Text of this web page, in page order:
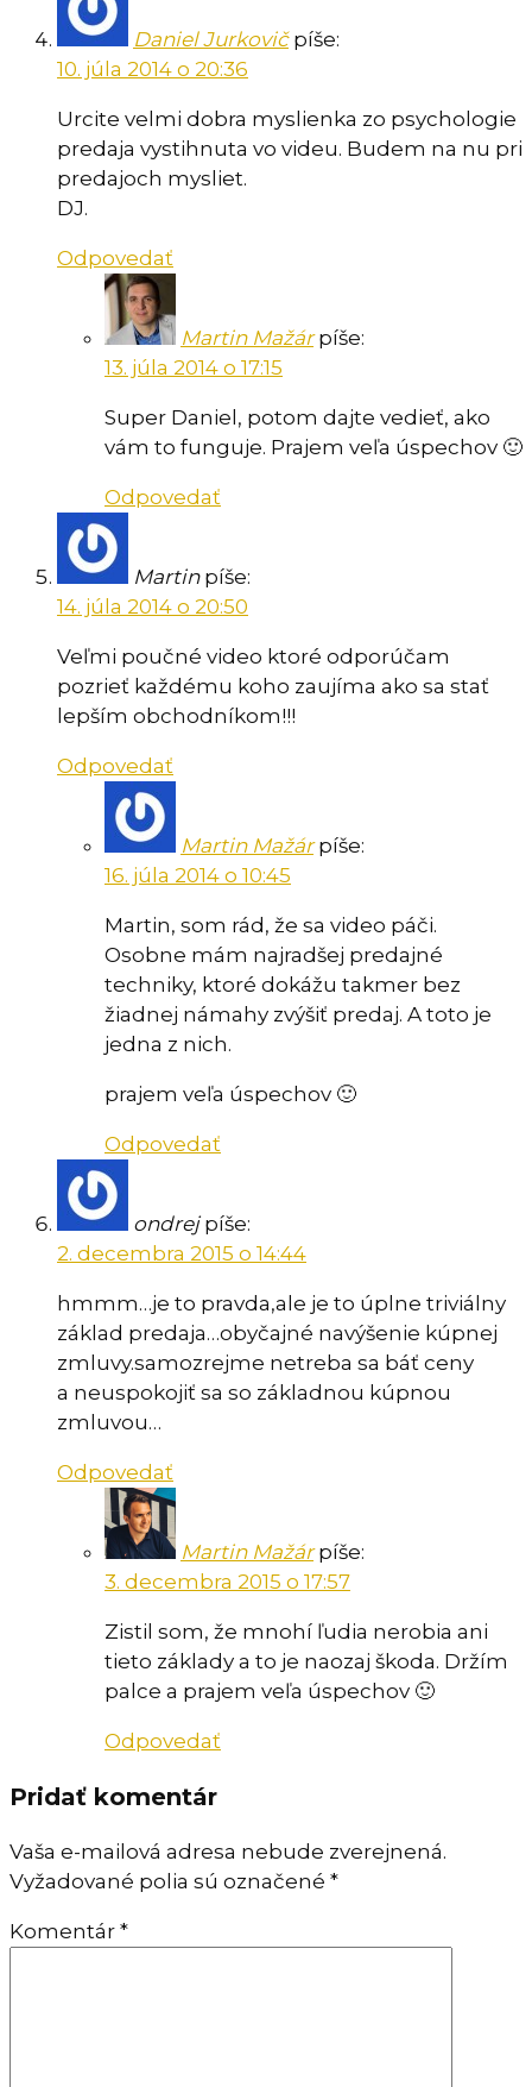
Daniel Jurkovič píše:
10. júla 2014 o 20:36
Urcite velmi dobra myslienka zo psychologie
predaja vystihnuta vo videu. Budem na nu pri
predajoch mysliet.
DJ.
Odpovedať
Martin Mažár píše:
13. júla 2014 o 17:15
Super Daniel, potom dajte vedieť, ako
vám to funguje. Prajem veľa úspechov 🙂
Odpovedať
Martin píše:
14. júla 2014 o 20:50
Veľmi poučné video ktoré odporúčam
pozrieť každému koho zaujíma ako sa stať
lepším obchodníkom!!!
Odpovedať
Martin Mažár píše:
16. júla 2014 o 10:45
Martin, som rád, že sa video páči.
Osobne mám najradšej predajné
techniky, ktoré dokážu takmer bez
žiadnej námahy zvýšiť predaj. A toto je
jedna z nich.
prajem veľa úspechov 🙂
Odpovedať
ondrej píše:
2. decembra 2015 o 14:44
hmmm…je to pravda,ale je to úplne triviálny
základ predaja…obyčajné navýšenie kúpnej
zmluvy.samozrejme netreba sa báť ceny
a neuspokojiť sa so základnou kúpnou
zmluvou…
Odpovedať
Martin Mažár píše:
3. decembra 2015 o 17:57
Zistil som, že mnohí ľudia nerobia ani
tieto základy a to je naozaj škoda. Držím
palce a prajem veľa úspechov 🙂
Odpovedať
Pridať komentár
Vaša e-mailová adresa nebude zverejnená.
Vyžadované polia sú označené *
Komentár *